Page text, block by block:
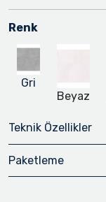
Renk
Gri
Beyaz
Teknik Özellikler
Paketleme